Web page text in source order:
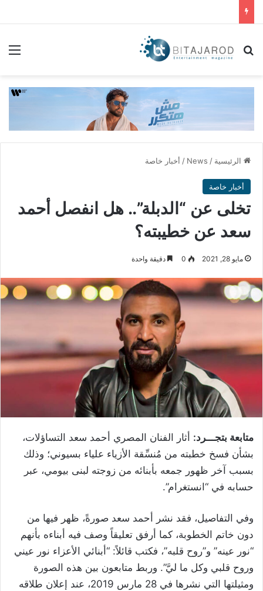
بحث عن
الرئيسية /
News
/ أخبار خاصة
أخبار خاصة
تخلى عن “الدبلة”.. هل انفصل أحمد
سعد عن خطيبته؟
مايو 28, 2021 0 دقيقة واحدة
متابعة بتجـــرد: أثار الفنان المصري أحمد سعد التساؤلات،
بشأن فسخ خطبته من مُنسِّقة الأزياء علياء بسيوني؛ وذلك
بسبب آخر ظهور جمعه بأبنائه من زوجته لبنى بيومي، عبر
حسابه في “انستغرام”.
وفي التفاصيل، فقد نشر أحمد سعد صورةً، ظهر فيها من
دون خاتم الخطوبة، كما أرفق تعليقاً وصف فيه أبناءه بأنهم
“نور عينه” و”روح قلبه”، فكتب قائلاً: “أبنائي الأعزاء نور عيني
وروح قلبي وكل ما ليَّ”. وربط متابعون بين هذه الصورة
ومثيلتها التي نشرها في 28 مارس 2019، عند إعلان طلاقه